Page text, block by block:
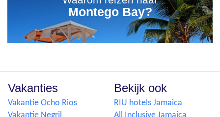
Montego Bay?
Vakanties
Vakantie Ocho Rios
Bekijk ook
RIU hotels Jamaica